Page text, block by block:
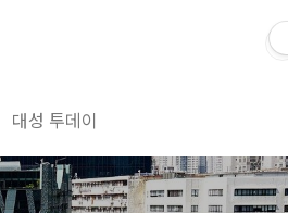
대성 투데이